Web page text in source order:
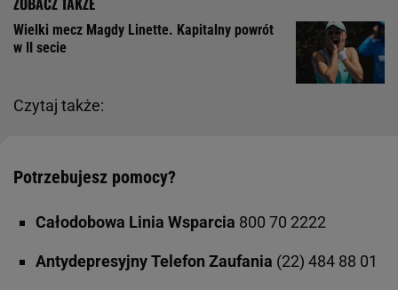
Czytaj także:
Wielki mecz Magdy Linette. Kapitalny powrót
w II secie
Potrzebujesz pomocy?
Całodobowa Linia Wsparcia 800 70 2222
Antydepresyjny Telefon Zaufania (22) 484 88 01